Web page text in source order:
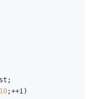
10;++i)